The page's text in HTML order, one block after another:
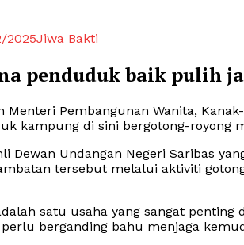
2025Jiwa Bakti
penduduk baik pulih
Menteri Pembangunan Wanita,
kampung di sini bergotong-royong
Dewan Undangan Negeri Saribas
tersebut melalui aktiviti
satu usaha yang sangat
berganding bahu menjaga